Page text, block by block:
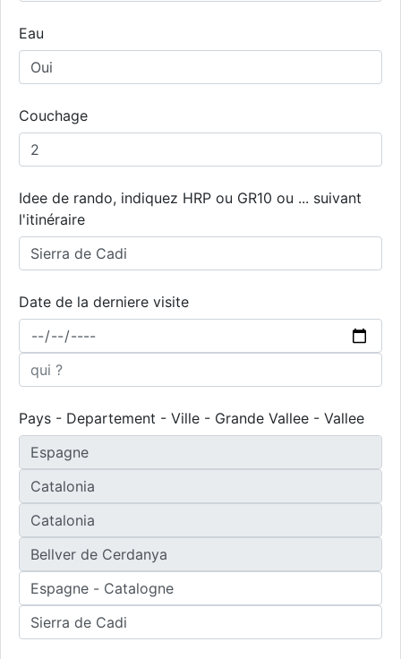
Eau
Couchage
Idee de rando, indiquez HRP ou GR10 ou ... suivant
l'itinéraire
Date de la derniere visite
Pays - Departement - Ville - Grande Vallee - Vallee